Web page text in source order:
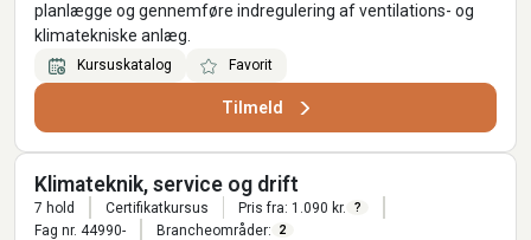
planlægge og gennemføre indregulering af ventilations- og
klimatekniske anlæg.
Kursuskatalog Favorit
Tilmeld
Klimateknik, service og drift
7 hold Certifikatkursus Pris fra: 1.090 kr. ?
Fag nr. 44990- Brancheområder: 2